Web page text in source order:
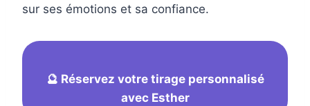
sur ses émotions et sa confiance.
🔮 Réservez votre tirage personnalisé
avec Esther